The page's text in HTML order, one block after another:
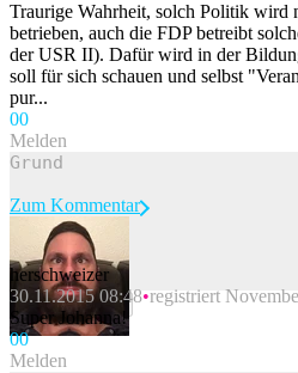
Traurige Wahrheit, solch Politik wird
betrieben, auch die FDP betreibt
der USR II). Dafür wird in der
soll für sich schauen und selbst
pur...
00
Melden
Beitrag melden
Zum Kommentar
herschweizer
30.11.2015 08:48 registriert
Super Johanna!
00
Melden